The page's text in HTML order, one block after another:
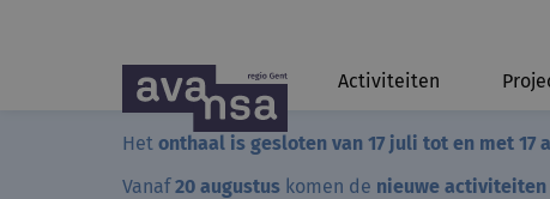
Activiteiten
Het onthaal is gesloten van 17 juli tot en met 17
Vanaf20 augustus komen de nieuwe